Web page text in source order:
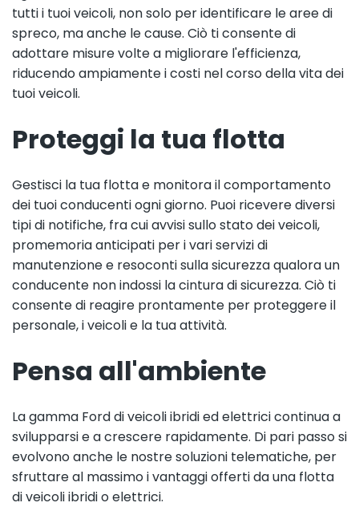
tutti i tuoi veicoli, non solo per identificare le aree di
spreco, ma anche le cause. Ciò ti consente di
adottare misure volte a migliorare l'efficienza,
riducendo ampiamente i costi nel corso della vita dei
tuoi veicoli.
Proteggi la tua flotta
Gestisci la tua flotta e monitora il comportamento
dei tuoi conducenti ogni giorno. Puoi ricevere diversi
tipi di notifiche, fra cui avvisi sullo stato dei veicoli,
promemoria anticipati per i vari servizi di
manutenzione e resoconti sulla sicurezza qualora un
conducente non indossi la cintura di sicurezza. Ciò ti
consente di reagire prontamente per proteggere il
personale, i veicoli e la tua attività.
Pensa all'ambiente
La gamma Ford di veicoli ibridi ed elettrici continua a
svilupparsi e a crescere rapidamente. Di pari passo si
evolvono anche le nostre soluzioni telematiche, per
sfruttare al massimo i vantaggi offerti da una flotta
di veicoli ibridi o elettrici.